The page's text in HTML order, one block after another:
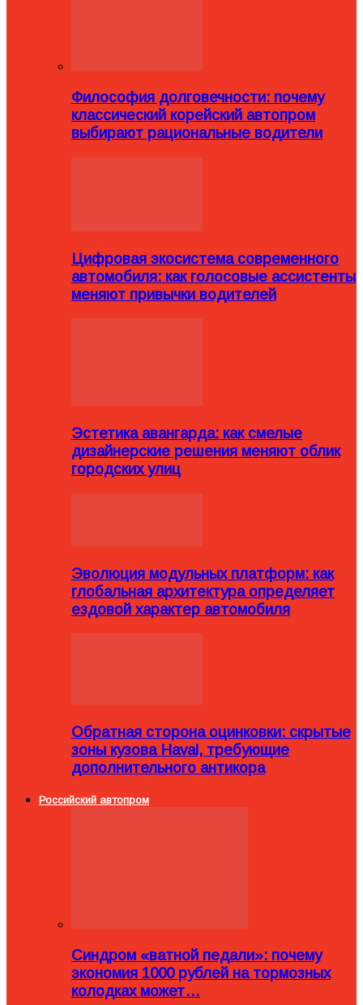
Философия долговечности: почему
классический корейский автопром
выбирают рациональные водители
Цифровая экосистема современного
автомобиля: как голосовые ассистенты
меняют привычки водителей
Эстетика авангарда: как смелые
дизайнерские решения меняют облик
городских улиц
Эволюция модульных платформ: как
глобальная архитектура определяет
ездовой характер автомобиля
Обратная сторона оцинковки: скрытые
зоны кузова Haval, требующие
дополнительного антикора
Российский автопром
Синдром «ватной педали»: почему
экономия 1000 рублей на тормозных
колодках может…